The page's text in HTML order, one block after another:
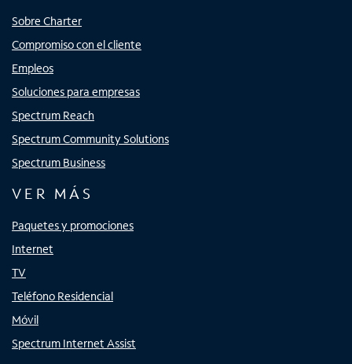
Sobre Charter
Compromiso con el cliente
Empleos
Soluciones para empresas
Spectrum Reach
Spectrum Community Solutions
Spectrum Business
VER MÁS
Paquetes y promociones
Internet
TV
Teléfono Residencial
Móvil
Spectrum Internet Assist